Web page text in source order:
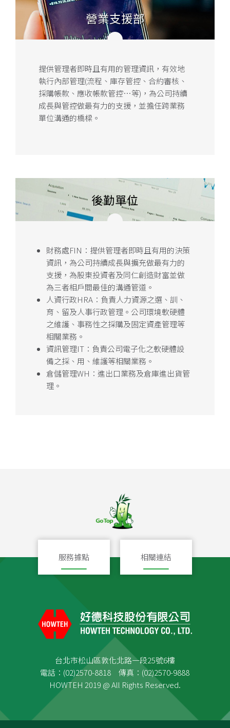
營業支援部
提供管理者即時且有用的管理資訊，有效地
執行內部管理(流程、庫存管控、合約審核、
採購帳款、應收帳款管控…等)，為公司持續
成長與管控做最有力的支援，並擔任跨業務
單位溝通的橋樑。
後勤單位
財務處FIN：提供管理者即時且有用的決策
資訊，為公司持續成長與擴充做最有力的
支援，為股東投資者及同仁創造財富並做
為三者相戶間最佳的溝通管道。
人資行政HRA：負責人力資源之選、訓、
育、留及人事行政管理。公司環境軟硬體
之維護、事務性之採購及固定資產管理等
相關業務。
資訊管理IT：負責公司電子化之軟硬體設
備之採、用、維護等相關業務。
倉儲管理WH：進出口業務及倉庫進出貨管
理。
服務據點 相關連結
台北市松山區敦化北路一段25號6樓
電話：(02)2570-8818 傳真：(02)2570-9888
HOWTEH 2019 @ All Rights Reserved.